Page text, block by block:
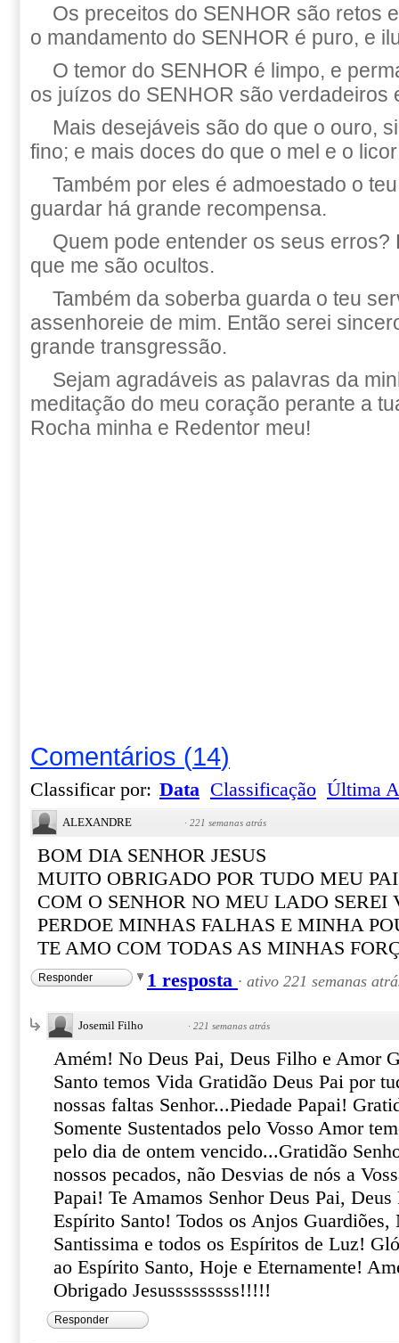
Os preceitos do SENHOR são retos
o mandamento do SENHOR é puro, e
O temor do SENHOR é limpo, e
os juízos do SENHOR são verdadeiros
Mais desejáveis são do que o ouro,
fino; e mais doces do que o mel e o
Também por eles é admoestado o
guardar há grande recompensa.
Quem pode entender os seus erros?
que me são ocultos.
Também da soberba guarda o teu
assenhoreie de mim. Então serei
grande transgressão.
Sejam agradáveis as palavras da
meditação do meu coração perante a
Rocha minha e Redentor meu!
Comentários (14)
Classificar por: Data Classificação Última
ALEXANDRE · 221 semanas atrás
BOM DIA SENHOR JESUS
MUITO OBRIGADO POR TUDO MEU PAI
COM O SENHOR NO MEU LADO SEREI
PERDOE MINHAS FALHAS E MINHA
TE AMO COM TODAS AS MINHAS
Responder 1 resposta · ativo 221 semanas
Josemil Filho · 221 semanas atrás
Amém! No Deus Pai, Deus Filho e Amor
Santo temos Vida Gratidão Deus Pai por
nossas faltas Senhor...Piedade Papai!
Somente Sustentados pelo Vosso Amor
pelo dia de ontem vencido...Gratidão
nossos pecados, não Desvias de nós a
Papai! Te Amamos Senhor Deus Pai,
Espírito Santo! Todos os Anjos Guardiões,
Santissima e todos os Espíritos de Luz!
ao Espírito Santo, Hoje e Eternamente!
Obrigado Jesusssssssss!!!!!
Responder